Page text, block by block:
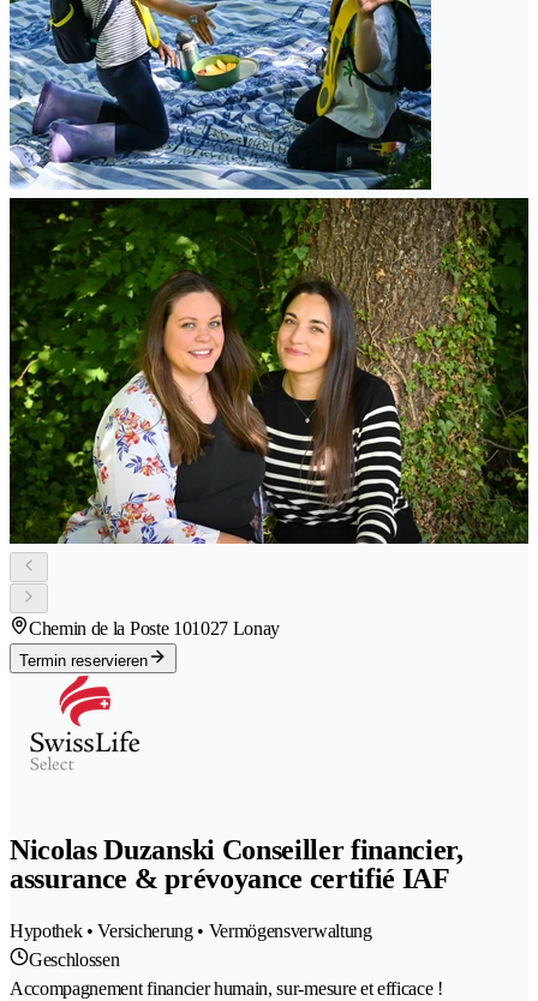
Chemin de la Poste 101027 Lonay
Termin reservieren
Nicolas Duzanski Conseiller financier,
assurance & prévoyance certifié IAF
Hypothek • Versicherung • Vermögensverwaltung
Geschlossen
Accompagnement financier humain, sur-mesure et efficace !